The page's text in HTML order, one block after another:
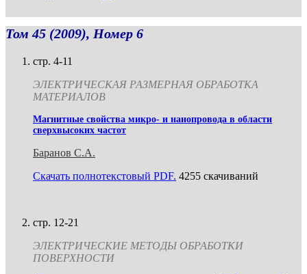
Том 45 (2009), Номер 6
стр. 4-11
ЭЛЕКТРИЧЕСКАЯ РАЗМЕРНАЯ ОБРАБОТКА
МАТЕРИАЛОВ
Магнитные свойства микро- и нанопровода в области
сверхвысоких частот
Баранов С.А.
Скачать полнотекстовый PDF. 4255 скачиваний
стр. 12-21
ЭЛЕКТРИЧЕСКИЕ МЕТОДЫ ОБРАБОТКИ
ПОВЕРХНОСТИ